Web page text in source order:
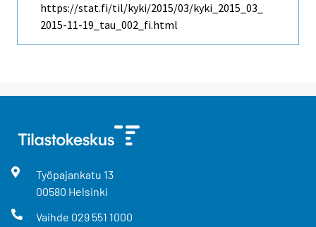
https://stat.fi/til/kyki/2015/03/kyki_2015_03_
2015-11-19_tau_002_fi.html
Työpajankatu 13
00580 Helsinki
Vaihde 029 551 1000